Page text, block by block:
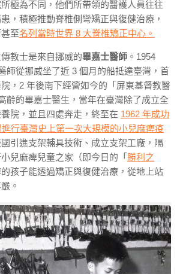
極為不同，他們所帶領的醫護人員往往
，積極推動脊椎側彎矯正與復健治療，
至名列當時世界 8 大脊椎矯正中心。
教士是來自挪威的畢嘉士醫師 。 1954
師從挪威坐了近 3 個月的船抵達臺灣，首
， 2 年後南下經營如今的「屏東基督教醫
齡的畢嘉士醫生，當年在臺灣除了成立全
院，並且四處奔走，終至在 1962 年成功
行臺灣史上第一次大規模的小兒麻痺疫
引進支架輔具技術、成立支架工廠，隔
兒麻痺兒童之家（即今日的「 勝利之
孩子能透過矯正與復健治療，從地上站
。